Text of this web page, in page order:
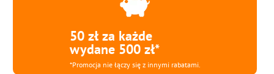
50 zł za każde
wydane 500 zł*
*Promocja nie łączy się z innymi rabatami.